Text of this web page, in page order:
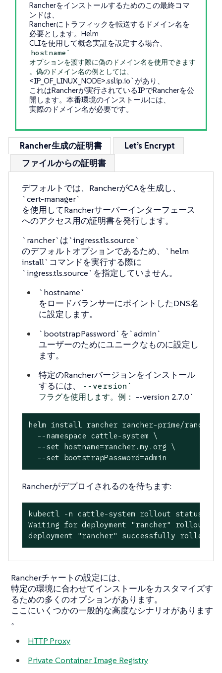
Rancherをインストールするためのこの最終コマ
ンドは、
Rancherにトラフィックを転送するドメイン名を
必要とします。Helm
CLIを使用して概念実証を設定する場合、
hostname`
オプションを渡す際に偽のドメイン名を使用できます
。偽のドメイン名の例としては、
<IP_OF_LINUX_NODE>.sslip.io`があり、
これはRancherが実行されているIPでRancherを公
開します。本番環境のインストールには、
実際のドメイン名が必要です。
Rancher生成の証明書
Let’s Encrypt
ファイルからの証明書
デフォルトでは、RancherがCAを生成し、
`cert-manager`
を使用してRancherサーバーインターフェース
へのアクセス用の証明書を発行します。
`rancher`は`ingress.tls.source`
のデフォルトオプションであるため、`helm
install`コマンドを実行する際に
`ingress.tls.source`を指定していません。
`hostname`
をロードバランサーにポイントしたDNS名
に設定します。
`bootstrapPassword`を`admin`
ユーザーのためにユニークなものに設定し
ます。
特定のRancherバージョンをインストール
するには、
--version`
フラグを使用します。例： --version 2.7.0`
helm install rancher rancher-prime/rancher
  --namespace cattle-system \
  --set hostname=rancher.my.org \
  --set bootstrapPassword=admin
Rancherがデプロイされるのを待ちます:
kubectl -n cattle-system rollout status
Waiting for deployment "rancher" rollout
deployment "rancher" successfully rolled
Rancherチャートの設定には、
特定の環境に合わせてインストールをカスタマイズす
るための多くのオプションがあります。
ここにいくつかの一般的な高度なシナリオがあります
。
HTTP Proxy
Private Container Image Registry